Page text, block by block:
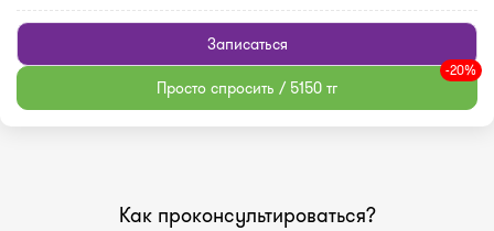
Записаться
Просто спросить / 5150 тг
-20%
Как проконсультироваться?